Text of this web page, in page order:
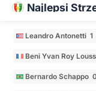
Najlepsi
Leandro Antonetti 1
Beni Yvan Roy
Bernardo Schappo 0